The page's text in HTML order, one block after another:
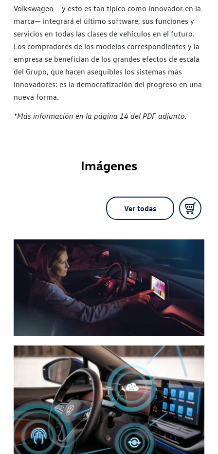
Volkswagen —y esto es tan típico como innovador en la
marca— integrará el último software, sus funciones y
servicios en todas las clases de vehículos en el futuro.
Los compradores de los modelos correspondientes y la
empresa se benefician de los grandes efectos de escala
del Grupo, que hacen asequibles los sistemas más
innovadores: es la democratización del progreso en una
nueva forma.
*Más información en la página 14 del PDF adjunto.
Imágenes
Ver todas